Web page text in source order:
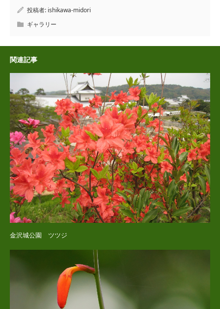
投稿者: ishikawa-midori
ギャラリー
関連記事
金沢城公園 ツツジ